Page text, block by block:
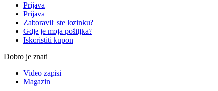
Prijava
Prijava
Zaboravili ste lozinku?
Gdje je moja pošiljka?
Iskoristiti kupon
Dobro je znati
Video zapisi
Magazin